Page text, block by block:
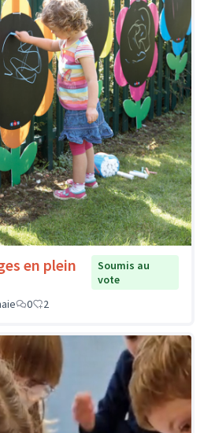
en plein
Soumis au
vote
0 2